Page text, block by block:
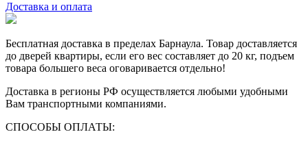
Доставка и оплата
Бесплатная доставка в пределах Барнаула. Товар доставляется
до дверей квартиры, если его вес составляет до 20 кг, подъем
товара большего веса оговаривается отдельно!
Доставка в регионы РФ осуществляется любыми удобными
Вам транспортными компаниями.
СПОСОБЫ ОПЛАТЫ: